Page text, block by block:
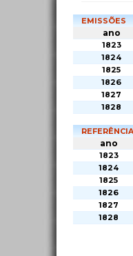
EMISSÕES
ano
1823
1824
1825
1826
1827
1828
ano
1823
1824
1825
1826
1827
1828